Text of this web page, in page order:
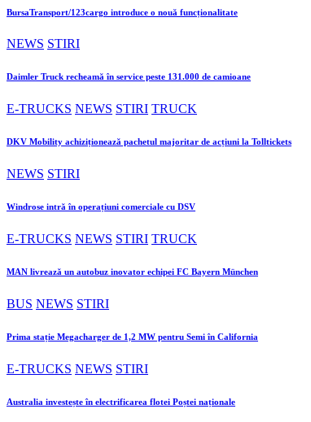
BursaTransport/123cargo introduce o nouă funcționalitate
NEWS STIRI
Daimler Truck recheamă în service peste 131.000 de camioane
E-TRUCKS NEWS STIRI TRUCK
DKV Mobility achiziționează pachetul majoritar de acțiuni la Tolltickets
NEWS STIRI
Windrose intră în operațiuni comerciale cu DSV
E-TRUCKS NEWS STIRI TRUCK
MAN livrează un autobuz inovator echipei FC Bayern München
BUS NEWS STIRI
Prima stație Megacharger de 1,2 MW pentru Semi în California
E-TRUCKS NEWS STIRI
Australia investește în electrificarea flotei Poștei naționale